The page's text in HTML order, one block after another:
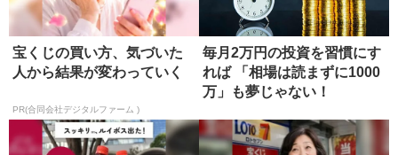
宝くじの買い方、気づいた
人から結果が変わっていく
PR(合同会社デジタルファーム )
毎月2万円の投資を習慣にす
れば 「相場は読まずに1000
万」も夢じゃない！